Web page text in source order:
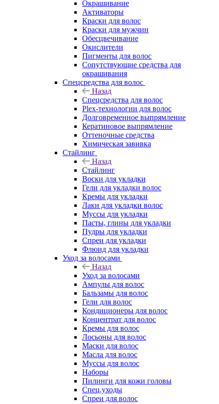
Окрашивание
Активаторы
Краски для волос
Краски для мужчин
Обесцвечивание
Окислители
Пигменты для волос
Сопутствующие средства для
окрашивания
Спецсредства для волос
Назад
Спецсредства для волос
Plex-технологии для волос
Долговременное выпрямление
Кератиновое выпрямление
Оттеночные средства
Химическая завивка
Стайлинг
Назад
Стайлинг
Воски для укладки
Гели для укладки волос
Кремы для укладки
Лаки для укладки волос
Муссы для укладки
Пасты, глины для укладки
Пудры для укладки
Спреи для укладки
Флюид для укладки
Уход за волосами
Назад
Уход за волосами
Ампулы для волос
Бальзамы для волос
Гели для волос
Кондиционеры для волос
Концентрат для волос
Кремы для волос
Лосьоны для волос
Маски для волос
Масла для волос
Муссы для волос
Наборы
Пилинги для кожи головы
Спец.уходы
Спреи для волос